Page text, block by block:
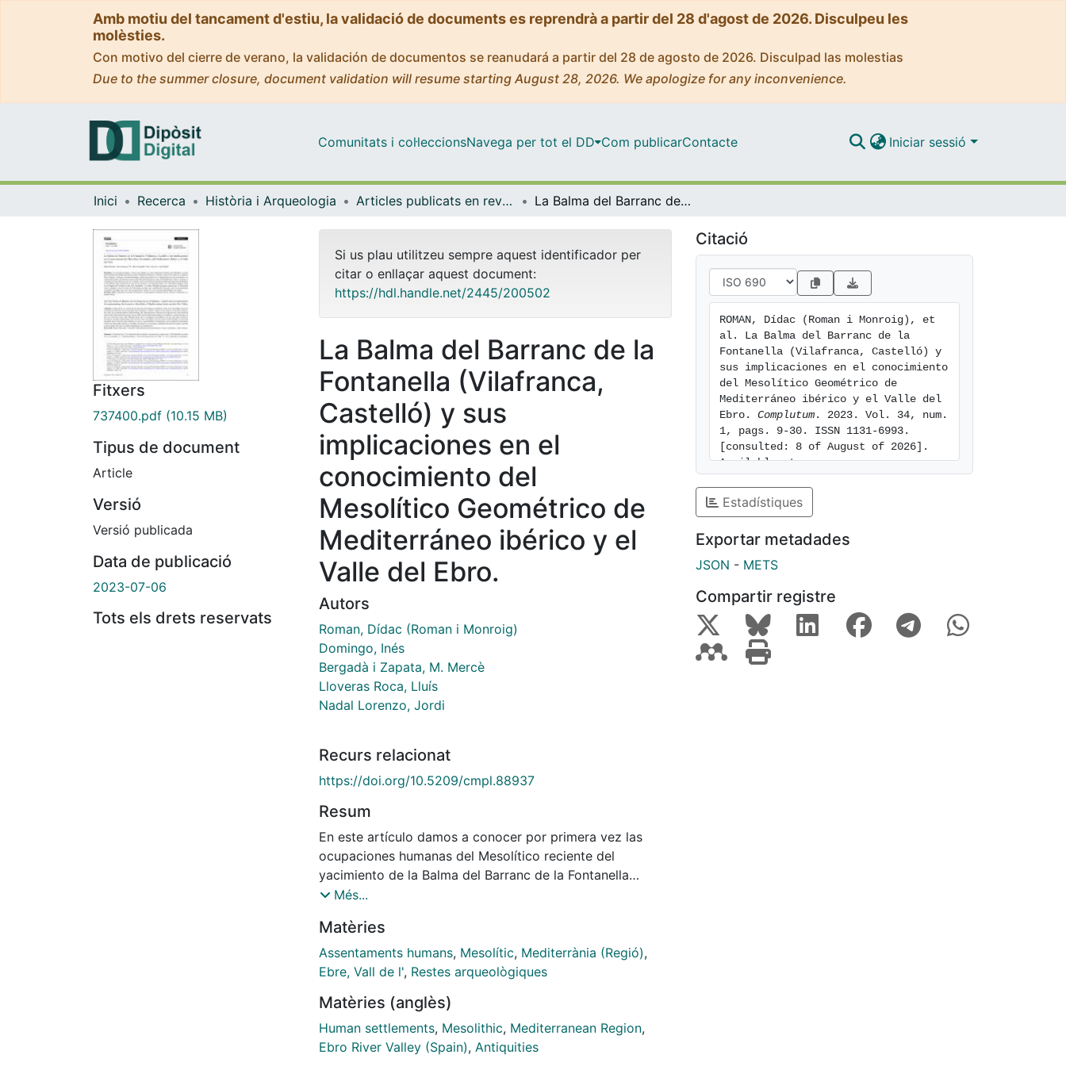
Amb motiu del tancament d'estiu, la validació de documents es reprendrà a partir del 28 d'agost de 2026. Disculpeu les
molèsties.
Con motivo del cierre de verano, la validación de documentos se reanudará a partir del 28 de agosto de 2026. Disculpad las molestias
Due to the summer closure, document validation will resume starting August 28, 2026. We apologize for any inconvenience.
Comunitats i col·leccionsNavega per tot el DD Com publicarContacte Iniciar sessió
Inici Recerca Història i Arqueologia Articles publicats en revistes (Història i Arqueologia) La Balma del Barranc de la Fontanella (Vilafranca, Castelló) y sus implicaciones en el conocimiento del Mesolítico Geométrico de Mediterráneo ibérico y el Valle del Ebro.
Fitxers
737400.pdf (10.15 MB)
Tipus de document
Article
Versió
Versió publicada
Data de publicació
2023-07-06
Tots els drets reservats
Si us plau utilitzeu sempre aquest identificador per
citar o enllaçar aquest document:
https://hdl.handle.net/2445/200502
La Balma del Barranc de la
Fontanella (Vilafranca,
Castelló) y sus
implicaciones en el
conocimiento del
Mesolítico Geométrico de
Mediterráneo ibérico y el
Valle del Ebro.
Autors
Roman, Dídac (Roman i Monroig)
Domingo, Inés
Bergadà i Zapata, M. Mercè
Lloveras Roca, Lluís
Nadal Lorenzo, Jordi
Recurs relacionat
https://doi.org/10.5209/cmpl.88937
Resum
En este artículo damos a conocer por primera vez las
ocupaciones humanas del Mesolítico reciente del
yacimiento de la Balma del Barranc de la Fontanella
(Vilafranca, Castelló). A partir del estudio de la industria
análisis de las características de este yacimiento y se
contextualiza tanto a nivel local (comarca del
Maestrat/Maestrazgo) como del Mediterráneo Ibérico.
conjunto con el resto de los yacimientos mediterráneos
permite profundizar en los debates sobre la duración de
cada una de las fases y sus relaciones tanto con el
Més...
Matèries
Assentaments humans, Mesolític, Mediterrània (Regió),
Ebre, Vall de l', Restes arqueològiques
Matèries (anglès)
Human settlements, Mesolithic, Mediterranean Region,
Ebro River Valley (Spain), Antiquities
Citació
ROMAN, Dídac (Roman i Monroig), et
al. La Balma del Barranc de la
Fontanella (Vilafranca, Castelló) y
sus implicaciones en el conocimiento
del Mesolítico Geométrico de
Mediterráneo ibérico y el Valle del
Ebro. Complutum . 2023. Vol. 34, num.
1, pags. 9-30. ISSN 1131-6993.
[consulted: 8 of August of 2026].
Available at:
Estadístiques
Exportar metadades
JSON - METS
Compartir registre